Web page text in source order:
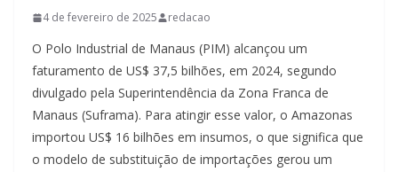
4 de fevereiro de 2025 redacao
O Polo Industrial de Manaus (PIM) alcançou um
faturamento de US$ 37,5 bilhões, em 2024, segundo
divulgado pela Superintendência da Zona Franca de
Manaus (Suframa). Para atingir esse valor, o Amazonas
importou US$ 16 bilhões em insumos, o que significa que
o modelo de substituição de importações gerou um